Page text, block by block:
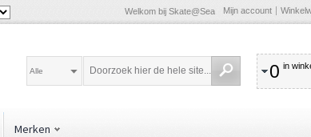
Welkom bij Skate@Sea Mijn account
0 in
Alle
Merken